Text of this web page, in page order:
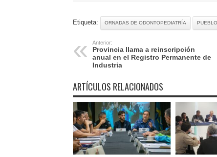
Etiqueta: ORNADAS DE ODONTOPEDIATRÍA
Anterior:
Provincia llama a reinscripción
anual en el Registro Permanente de
Industria
ARTÍCULOS RELACIONADOS